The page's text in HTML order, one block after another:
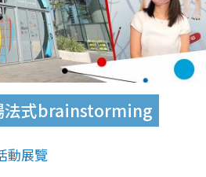
法式brainstorming
動展覽